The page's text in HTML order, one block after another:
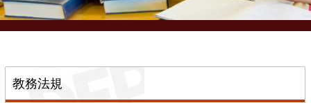
教務法規